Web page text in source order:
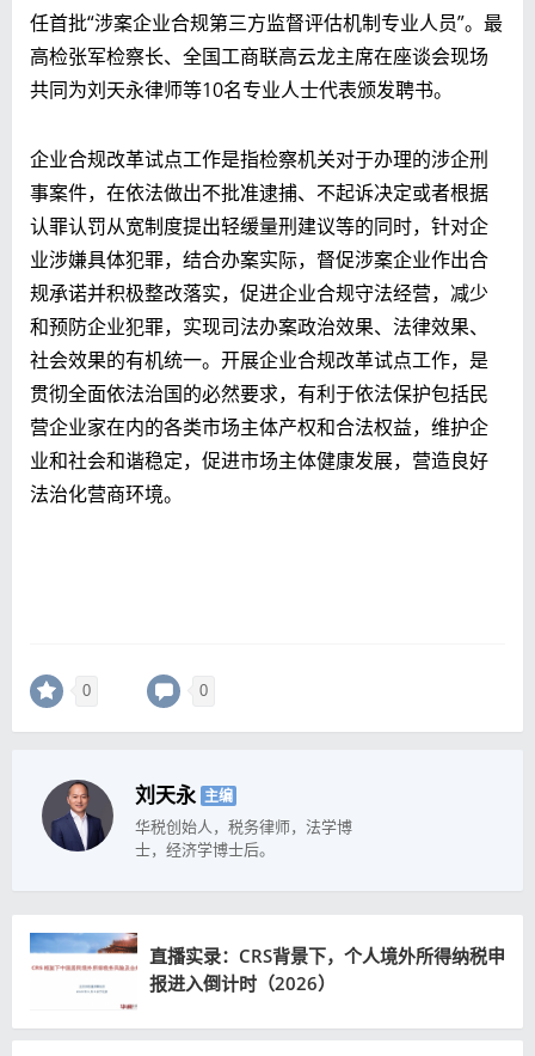
任首批“涉案企业合规第三方监督评估机制专业人员”。最
高检张军检察长、全国工商联高云龙主席在座谈会现场
共同为刘天永律师等10名专业人士代表颁发聘书。
企业合规改革试点工作是指检察机关对于办理的涉企刑
事案件，在依法做出不批准逮捕、不起诉决定或者根据
认罪认罚从宽制度提出轻缓量刑建议等的同时，针对企
业涉嫌具体犯罪，结合办案实际，督促涉案企业作出合
规承诺并积极整改落实，促进企业合规守法经营，减少
和预防企业犯罪，实现司法办案政治效果、法律效果、
社会效果的有机统一。开展企业合规改革试点工作，是
贯彻全面依法治国的必然要求，有利于依法保护包括民
营企业家在内的各类市场主体产权和合法权益，维护企
业和社会和谐稳定，促进市场主体健康发展，营造良好
法治化营商环境。
0 0
刘天永 主编
华税创始人，税务律师，法学博
士，经济学博士后。
直播实录：CRS背景下，个人境外所得纳税申
报进入倒计时（2026）